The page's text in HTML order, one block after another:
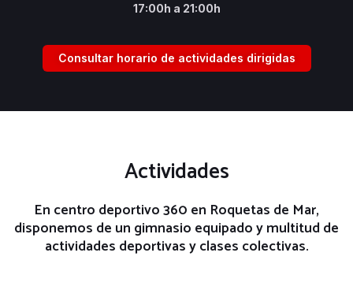
17:00h a 21:00h
Consultar horario de actividades dirigidas
Actividades
En centro deportivo 360 en Roquetas de Mar,
disponemos de un gimnasio equipado y multitud de
actividades deportivas y clases colectivas.